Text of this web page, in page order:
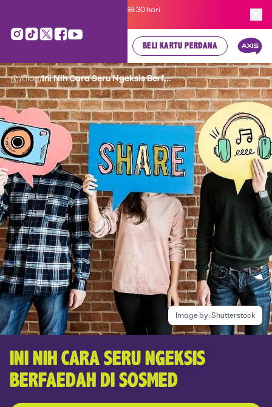
Kartu Perdana AXIS Suka-Suka 3GB 30 hari
BELI KARTU PERDANA
/Blog/Ini Nih Cara Seru Ngeksis Berf...
Image by:Shutterstock
INI NIH CARA SERU NGEKSIS
BERFAEDAH DI SOSMED